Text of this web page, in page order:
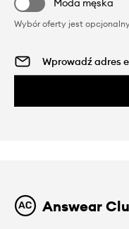
Moda męska
Wybór oferty jest
Answear